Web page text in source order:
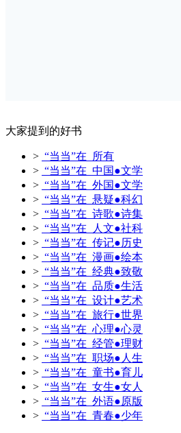
大家提到的好书
> “当当”在 所有
> “当当”在 中国●文学
> “当当”在 外国●文学
> “当当”在 悬疑●科幻
> “当当”在 诗歌●诗集
> “当当”在 人文●社科
> “当当”在 传记●历史
> “当当”在 漫画●绘本
> “当当”在 经典●致敬
> “当当”在 品质●生活
> “当当”在 设计●艺术
> “当当”在 旅行●世界
> “当当”在 心理●心灵
> “当当”在 经管●理财
> “当当”在 职场●人生
> “当当”在 童书●育儿
> “当当”在 女生●女人
> “当当”在 外语●原版
> “当当”在 青春●少年